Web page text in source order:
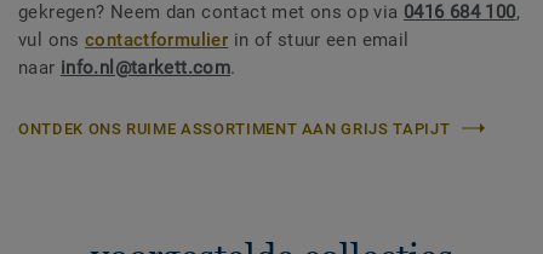
gekregen? Neem dan contact met ons op via 0416 684 100,
vul onscontactformulier in of stuur een email
naar info.nl@tarkett.com.
ONTDEK ONS RUIME ASSORTIMENT AAN GRIJS TAPIJT